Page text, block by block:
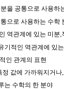
을 공통으로 사용하
으로 사용하는 수학
역관계에 있는 미분,
기적인 역관계에 있
인 관계의 표현
정 값에 가까워지거
는 수학의 한 분야